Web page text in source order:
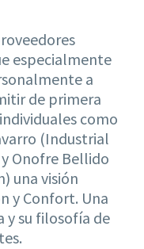
especialmente
a
de primera
como
(Industrial
Onofre Bellido
una visión
y Confort. Una
y su filosofía de